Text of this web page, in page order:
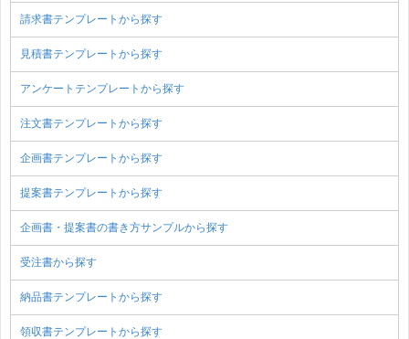
請求書テンプレートから探す
見積書テンプレートから探す
アンケートテンプレートから探す
注文書テンプレートから探す
企画書テンプレートから探す
提案書テンプレートから探す
企画書・提案書の書き方サンプルから探す
受注書から探す
納品書テンプレートから探す
領収書テンプレートから探す